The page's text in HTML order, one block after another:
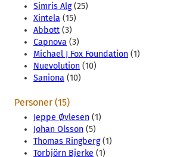
Simris Alg(25)
Xintela (15)
Abbott (3)
Capnova (3)
Michael J Fox Foundation (1)
Nuevolution (10)
Saniona (10)
Personer (15)
Jeppe Øvlesen (1)
Johan Olsson (5)
Thomas Ringberg(1)
Torbjörn Bjerke (1)